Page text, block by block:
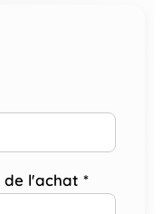
de l'achat *